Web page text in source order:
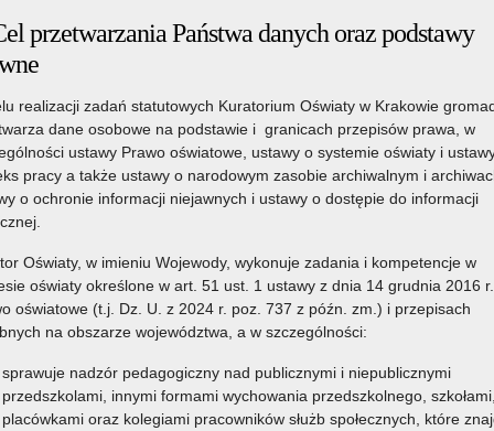
w roku szkolnym 2025/2026
w roku szkolnym 2025/2026
Czytaj więcej
w roku szkolnym 2025/2026
podstawowych w roku szkolnym 2025/2026
Czytaj więcej
w roku szkolnym 2025/2026
13 czerwca 2025
przetwarzania Państwa danych oraz podstawy
realizacji zadań statutowych Kuratorium Oświaty w Krakowie
dane osobowe na podstawie i granicach przepisów prawa, w
ustawy Prawo oświatowe, ustawy o systemie oświaty i
pracy a także ustawy o narodowym zasobie archiwalnym i
o ochronie informacji niejawnych i ustawy o dostępie do informacji
Oświaty, w imieniu Wojewody, wykonuje zadania i kompetencje w
oświaty określone w art. 51 ust. 1 ustawy z dnia 14 grudnia 2016 r.
oświatowe (t.j. Dz. U. z 2024 r. poz. 737 z późn. zm.) i przepisach
na obszarze województwa, a w szczególności:
sprawuje nadzór pedagogiczny nad publicznymi i niepublicznymi
przedszkolami, innymi formami wychowania przedszkolnego, szkołami,
placówkami oraz kolegiami pracowników służb społecznych, które